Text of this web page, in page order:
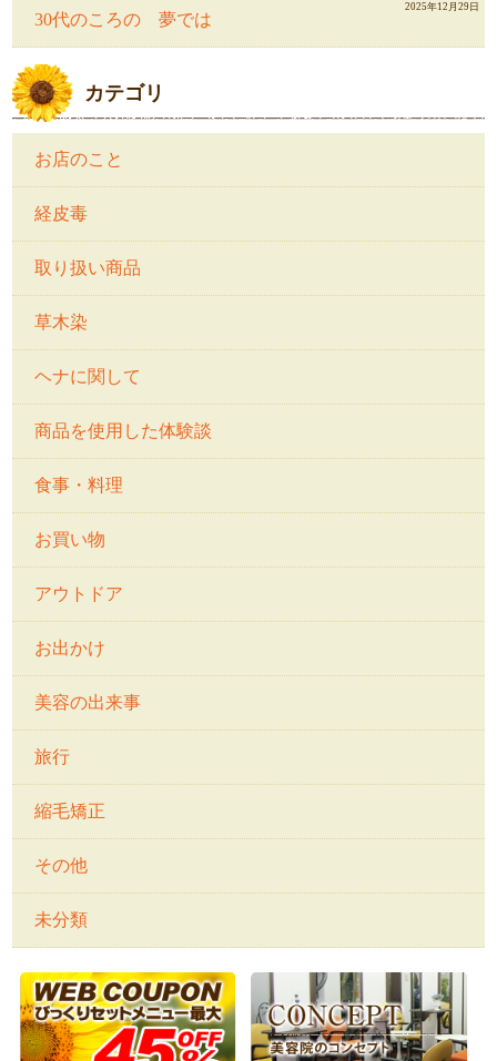
30代のころの 夢では
2025年12月29日
カテゴリ
お店のこと
経皮毒
取り扱い商品
草木染
ヘナに関して
商品を使用した体験談
食事・料理
お買い物
アウトドア
お出かけ
美容の出来事
旅行
縮毛矯正
その他
未分類